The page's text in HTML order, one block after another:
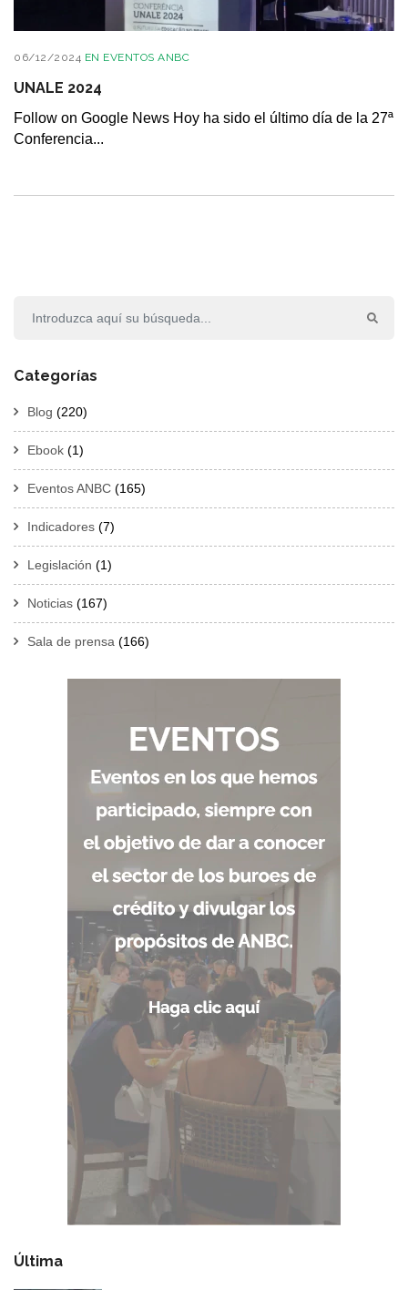
06/12/2024 EN EVENTOS ANBC
UNALE 2024
Follow on Google News Hoy ha sido el último día de la 27ª
Conferencia...
Categorías
Blog (220)
Ebook (1)
Eventos ANBC (165)
Indicadores (7)
Legislación (1)
Noticias (167)
Sala de prensa (166)
Última